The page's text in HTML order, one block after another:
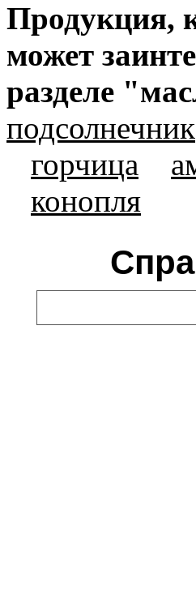
Продукция,
может
разделе
подсолнечник
горчица
конопля